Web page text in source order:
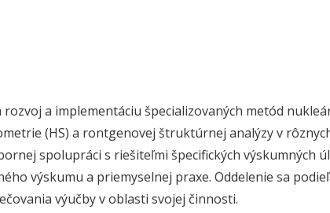
rozvoj a implementáciu špecializovaných metód
(HS) a rontgenovej štruktúrnej analýzy v
spolupráci s riešiteľmi špecifických výskumných
výskumu a priemyselnej praxe. Oddelenie sa
výučby v oblasti svojej činnosti.